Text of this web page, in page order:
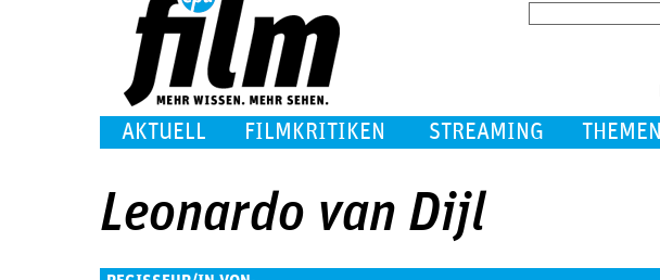
AKTUELL FILMKRITIKEN STREAMING THEMEN
Leonardo van Dijl